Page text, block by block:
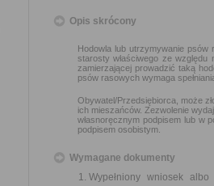
Opis skrócony
Hodowla lub utrzymywanie
starosty właściwego ze
zamierzającej prowadzić taką
psów rasowych wymaga
Obywatel/Przedsiębiorca, może
ich mieszańców. Zezwolenie
własnoręcznym podpisem lub w
podpisem osobistym.
Wymagane dokumenty
Wypełniony wniosek